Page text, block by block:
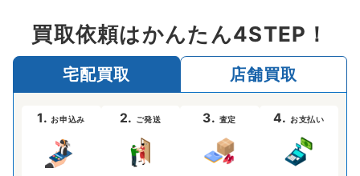
買取依頼はかんたん4STEP！
宅配買取 店舗買取
1.お申込み 2. ご発送 3. 査定 4. お支払い